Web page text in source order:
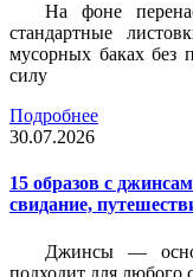
На фоне
стандартные
мусорных баках без
силу
Подробнее
30.07.2026
15 образов с
свидание,
Джинсы —
подходит для любого